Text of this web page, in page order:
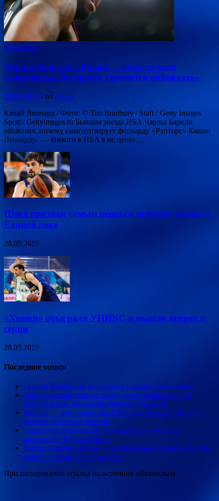
Баскетбол
Чарльз Баркли: «Кавай — неэпатажная
суперзвезда. Он просто стремится побеждать»
28.05.2019 - от admin
Кавай Леонард / Фото: © Tim Bradbury / Staff / Getty Images
Sport / Gettyimages.ru Бывшая звезда НБА Чарльз Баркли
объяснил, почему симпатизирует форварду «Рэпторс» Каваю
Леонарду. — Никого в НБА я не ценю …
Швед признан самым ценным игроком сезона в
Единой лиге
28.05.2019
«Химки» обыграли УНИКС и вышли вперед в
серии
28.05.2019
Последние записи
Сергей Шишкарёв встретился с министром спорта
Овечкин станцевал на командном ужине сборной
России после завоевания бронзы ЧМ-2019
Финны — чемпионы мира! Канада, Россия и Швеция
вообще ничего не поняли
Тарасенко забросил девятую шайбу в текущем
розыгрыше Кубка Стэнли
Чарльз Баркли: «Кавай — неэпатажная суперзвезда. Он
просто стремится побеждать»
При цитировании ссылка на источник обязательна.